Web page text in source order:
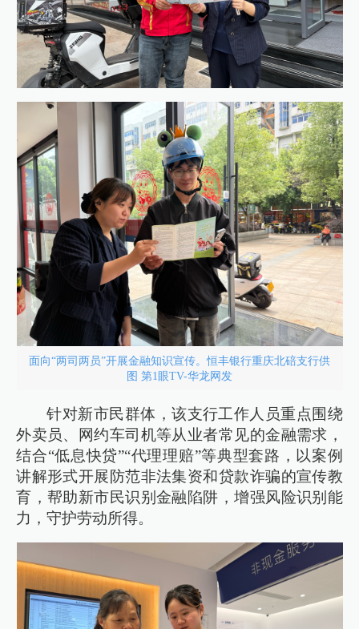
面向“两司两员”开展金融知识宣传。恒丰银行重庆北碚支行供
图 第1眼TV-华龙网发
针对新市民群体，该支行工作人员重点围绕
外卖员、网约车司机等从业者常见的金融需求，
结合“低息快贷”“代理理赔”等典型套路，以案例
讲解形式开展防范非法集资和贷款诈骗的宣传教
育，帮助新市民识别金融陷阱，增强风险识别能
力，守护劳动所得。